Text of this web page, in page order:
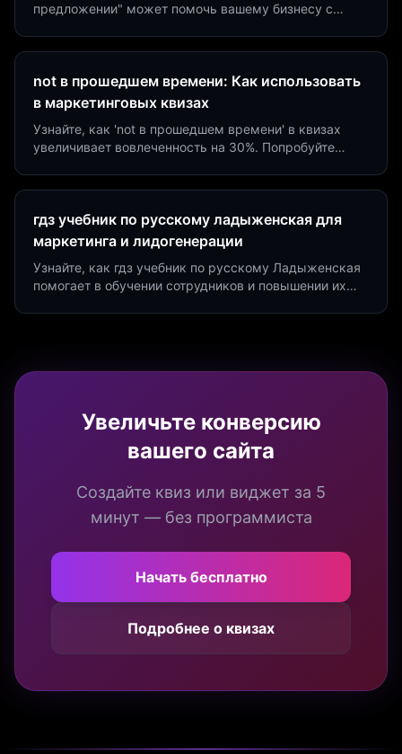
предложении" может помочь вашему бизнесу с
not в прошедшем времени: Как использовать
в маркетинговых квизах
Узнайте, как 'not в прошедшем времени' в квизах
увеличивает вовлеченность на 30%. Попробуйте
гдз учебник по русскому ладыженская для
маркетинга и лидогенерации
Узнайте, как гдз учебник по русскому Ладыженская
помогает в обучении сотрудников и повышении их
Увеличьте конверсию
вашего сайта
Создайте квиз или виджет за 5
минут — без программиста
Начать бесплатно
Подробнее о квизах